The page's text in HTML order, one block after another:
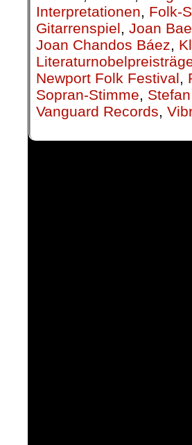
Interpretationen, Folk-
Gitarrenspiel, Joan
Joan Chandos Báez,
Newport Folk Festival,
Sopran-Stimme,
Vanguard Records,